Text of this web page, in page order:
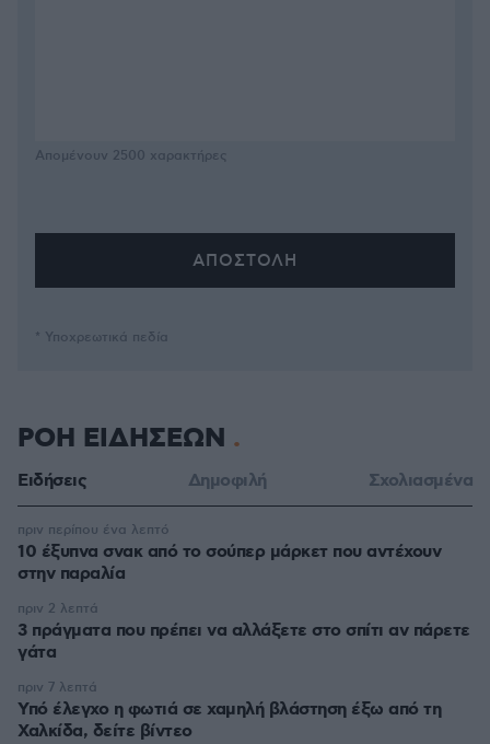
Απομένουν 2500 χαρακτήρες
* Υποχρεωτικά πεδία
ΡΟΗ ΕΙΔΗΣΕΩΝ
Ειδήσεις Δημοφιλή Σχολιασμένα
10 έξυπνα σνακ από το σούπερ μάρκετ που αντέχουν
στην παραλία
πριν περίπου ένα λεπτό
3 πράγματα που πρέπει να αλλάξετε στο σπίτι αν πάρετε
γάτα
πριν 2 λεπτά
Υπό έλεγχο η φωτιά σε χαμηλή βλάστηση έξω από τη
Χαλκίδα, δείτε βίντεο
πριν 7 λεπτά